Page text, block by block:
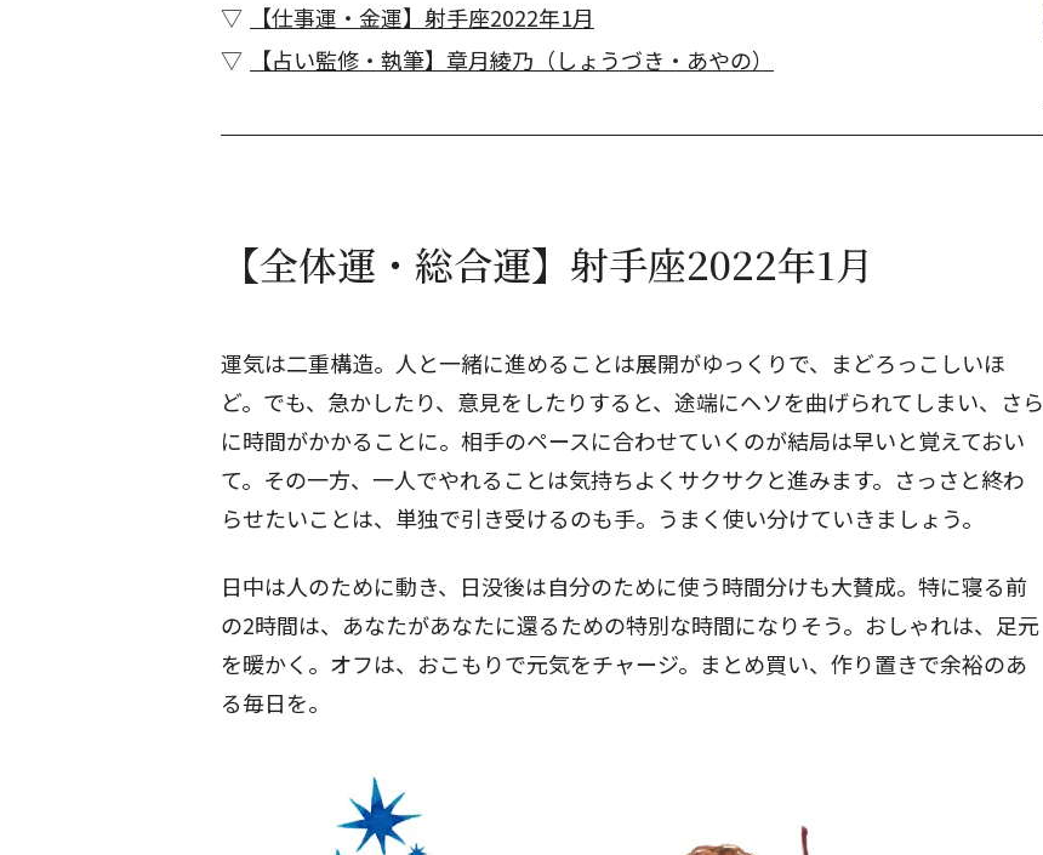
【仕事運・金運】射手座2022年1月
【占い監修・執筆】章月綾乃（しょうづき・あやの）
【全体運・総合運】射手座2022年1月
運気は二重構造。人と一緒に進めることは展開がゆっくりで、まどろっこしいほ
ど。でも、急かしたり、意見をしたりすると、途端にヘソを曲げられてしまい、さら
に時間がかかることに。相手のペースに合わせていくのが結局は早いと覚えておい
て。その一方、一人でやれることは気持ちよくサクサクと進みます。さっさと終わ
らせたいことは、単独で引き受けるのも手。うまく使い分けていきましょう。
日中は人のために動き、日没後は自分のために使う時間分けも大賛成。特に寝る前
の2時間は、あなたがあなたに還るための特別な時間になりそう。おしゃれは、足元
を暖かく。オフは、おこもりで元気をチャージ。まとめ買い、作り置きで余裕のあ
る毎日を。